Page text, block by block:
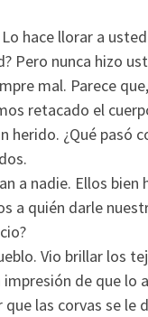
hace llorar a
Pero nunca hizo
mal. Parece
retacado el
herido. ¿Qué pasó
a nadie. Ellos bien
a quién darle
Vio brillar los
impresión de que lo
las corvas se le